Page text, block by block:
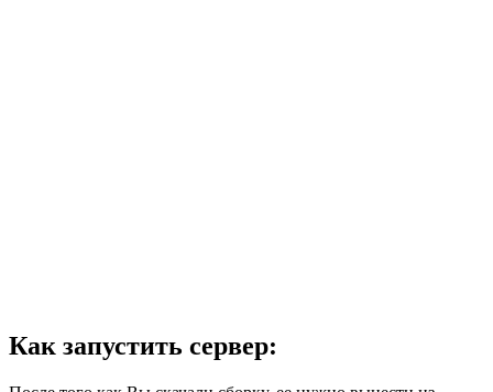
Как запустить сервер: